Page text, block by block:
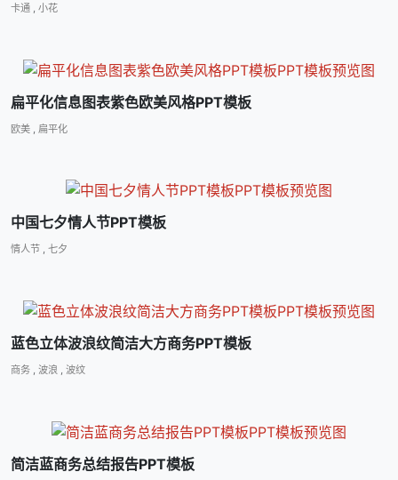
卡通 , 小花
扁平化信息图表紫色欧美风格PPT模板
欧美 扁平化
中国七夕情人节PPT模板
情人节 , 七夕
蓝色立体波浪纹简洁大方商务PPT模板
商务 , 波浪 , 波纹
简洁蓝商务总结报告PPT模板